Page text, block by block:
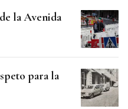
la Avenida
para la